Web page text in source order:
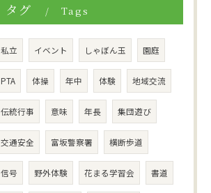
タグ Tags
私立 イベント しゃぼん玉 園庭
PTA 体操 年中 体験 地域交流
伝統行事 意味 年長 集団遊び
交通安全 富坂警察署 横断歩道
信号 野外体験 花まる学習会 書道